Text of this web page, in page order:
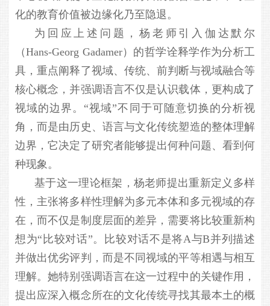
化的教育价值被边缘化乃至隐退。
为回应上述问题，杨老师引入伽达默尔
（Hans-Georg Gadamer）的哲学诠释学作为分析工
具，重点阐释了视域、传统、前判断与视域融合等
核心概念，并强调语言不仅是认识载体，更构成了
视域的边界。“视域”不同于可随意切换的分析视
角，而是由历史、语言与文化传统塑造的整体理解
边界，它决定了研究者能够提出何种问题、看到何
种现象。
基于这一理论框架，杨老师提出重新定义多样
性，主张将多样性理解为多元本体和多元视域的存
在，而不仅是制度层面的差异，需要将比较重新构
想为“比较对话”。比较对话不是将A与B并列描述
并做出优劣评判，而是不同视域的平等相遇与相互
理解。她特别强调语言在这一过程中的关键作用，
提出应深入概念所在的文化传统寻找其最本土的概